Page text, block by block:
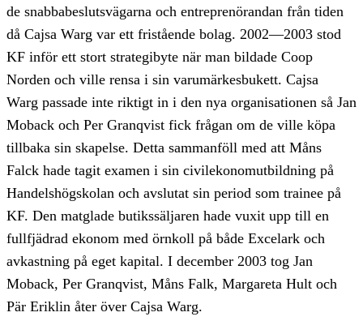
de snabbabeslutsvägarna och entreprenörandan från tiden
då Cajsa Warg var ett fristående bolag. 2002—2003 stod
KF inför ett stort strategibyte när man bildade Coop
Norden och ville rensa i sin varumärkesbukett. Cajsa
Warg passade inte riktigt in i den nya organisationen så Jan
Moback och Per Granqvist fick frågan om de ville köpa
tillbaka sin skapelse. Detta sammanföll med att Måns
Falck hade tagit examen i sin civilekonomutbildning på
Handelshögskolan och avslutat sin period som trainee på
KF. Den matglade butikssäljaren hade vuxit upp till en
fullfjädrad ekonom med örnkoll på både Excelark och
avkastning på eget kapital. I december 2003 tog Jan
Moback, Per Granqvist, Måns Falk, Margareta Hult och
Pär Eriklin åter över Cajsa Warg.